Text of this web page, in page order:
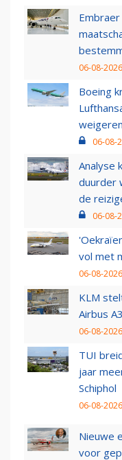
06-08-
Boeing
weigeren
06-08-
Analyse
duurder
de
06-08-
vol met
06-08-
KLM
Airbus
06-08-
TUI
jaar
Schiphol
06-08-
Nieuwe
voor